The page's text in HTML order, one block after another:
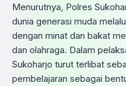
Menurutnya, Polres
dunia generasi muda
dengan minat dan bakat
dan olahraga. Dalam
Sukoharjo turut terlibat
pembelajaran sebagai